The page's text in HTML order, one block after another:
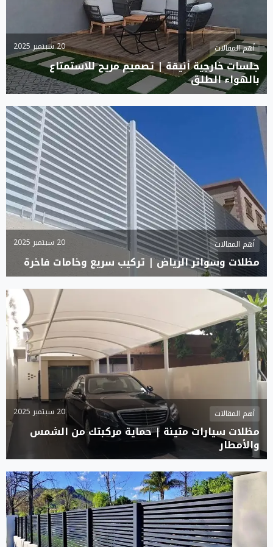
أهم المقالات 20 سبتمبر 2025
جلسات خارجية أنيقة | تصميم مريح للاستمتاع
بالهواء الطلق
أهم المقالات 20 سبتمبر 2025
مظلات وسواتر الرياض | تركيب سريع وخامات فاخرة
أهم المقالات 20 سبتمبر 2025
مظلات سيارات متينة | حماية مركبتك من الشمس
والأمطار